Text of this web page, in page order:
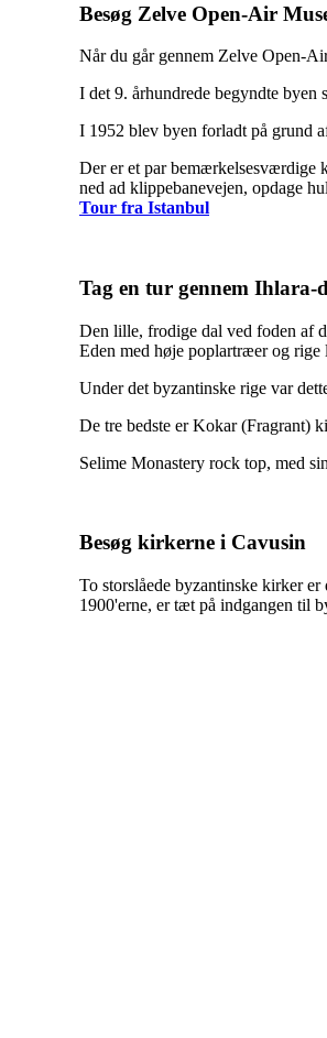
Besøg Zelve Open-Air
Når du går gennem Zelve Open-
I det 9. århundrede begyndte byen
I 1952 blev byen forladt på grund
Der er et par bemærkelsesværdige
ned ad klippebanevejen, opdage
Tour fra Istanbul
Tag en tur gennem Ihlara-
Den lille, frodige dal ved foden af
Eden med høje poplartræer og rige
Under det byzantinske rige var
De tre bedste er Kokar (Fragrant)
Selime Monastery rock top, med
Besøg kirkerne i Cavusin
To storslåede byzantinske kirker
1900'erne, er tæt på indgangen til